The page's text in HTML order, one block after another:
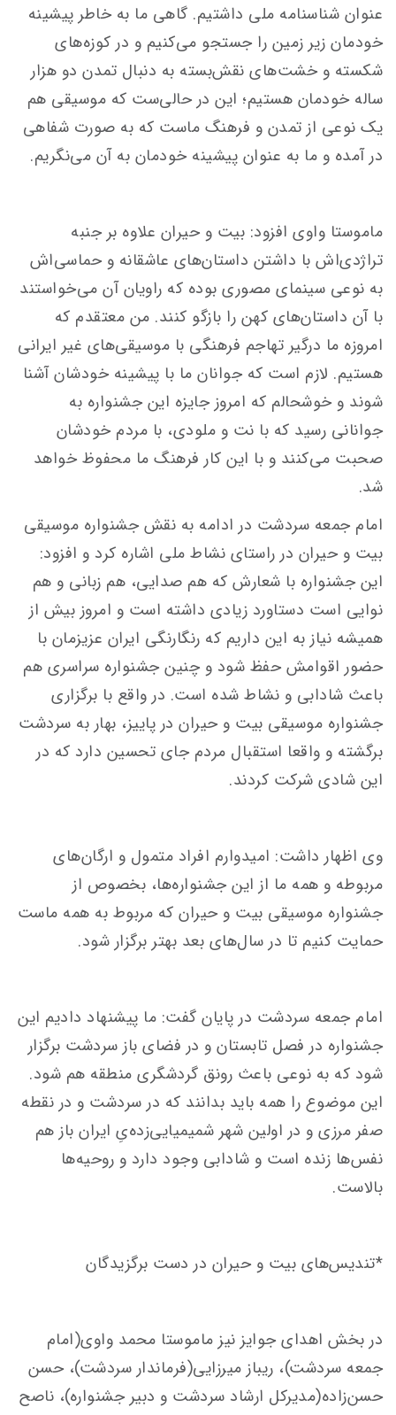
عنوان شناسنامه ملی داشتیم. گاهی ما به خاطر پیشینه
خودمان زیر زمین را جستجو می‌کنیم و در کوزه‌های
شکسته و خشت‌های نقش‌بسته به دنبال تمدن دو هزار
ساله خودمان هستیم؛ این در حالی‌ست که موسیقی هم
یک نوعی از تمدن و فرهنگ ماست که به صورت شفاهی
در آمده و ما به عنوان پیشینه خودمان به آن می‌نگریم.
ماموستا واوی افزود: بیت و حیران علاوه بر جنبه
تراژدی‌اش با داشتن داستان‌های عاشقانه و حماسی‌اش
به نوعی سینمای مصوری بوده که راویان آن می‌خواستند
با آن داستان‌های کهن را بازگو کنند. من معتقدم که
امروزه ما درگیر تهاجم فرهنگی با موسیقی‌های غیر ایرانی
هستیم. لازم است که جوانان ما با پیشینه خودشان آشنا
شوند و خوشحالم که امروز جایزه این جشنواره به
جوانانی رسید که با نت و ملودی، با مردم خودشان
صحبت می‌کنند و با این کار فرهنگ ما محفوظ خواهد
شد.
امام جمعه سردشت در ادامه به نقش جشنواره موسیقی
بیت و حیران در راستای نشاط ملی اشاره کرد و افزود:
این جشنواره با شعارش که هم صدایی، هم زبانی و هم
نوایی است دستاورد زیادی داشته است و امروز بیش از
همیشه نیاز به این داریم که رنگارنگی ایران عزیزمان با
حضور اقوامش حفظ شود و چنین جشنواره سراسری هم
باعث شادابی و نشاط شده است. در واقع با برگزاری
جشنواره موسیقی بیت و حیران در پاییز، بهار به سردشت
برگشته و واقعا استقبال مردم جای تحسین دارد که در
این شادی شرکت کردند.
وی اظهار داشت: امیدوارم افراد متمول و ارگان‌های
مربوطه و همه ما از این جشنواره‌ها، بخصوص از
جشنواره موسیقی بیت و حیران که مربوط به همه ماست
حمایت کنیم تا در سال‌های بعد بهتر برگزار شود.
امام جمعه سردشت در پایان گفت: ما پیشنهاد دادیم این
جشنواره در فصل تابستان و در فضای باز سردشت برگزار
شود که به نوعی باعث رونق گردشگری منطقه هم شود.
این موضوع را همه باید بدانند که در سردشت و در نقطه
صفر مرزی و در اولین شهر شمیمیایی‌زده‌یِ ایران باز هم
نفس‌ها زنده است و شادابی وجود دارد و روحیه‌ها
بالاست.
*تندیس‌های بیت و حیران در دست برگزیدگان
در بخش اهدای جوایز نیز ماموستا محمد واوی(امام
جمعه سردشت)، ریباز میرزایی(فرماندار سردشت)، حسن
حسن‌زاده(مدیرکل ارشاد سردشت و دبیر جشنواره)، ناصح